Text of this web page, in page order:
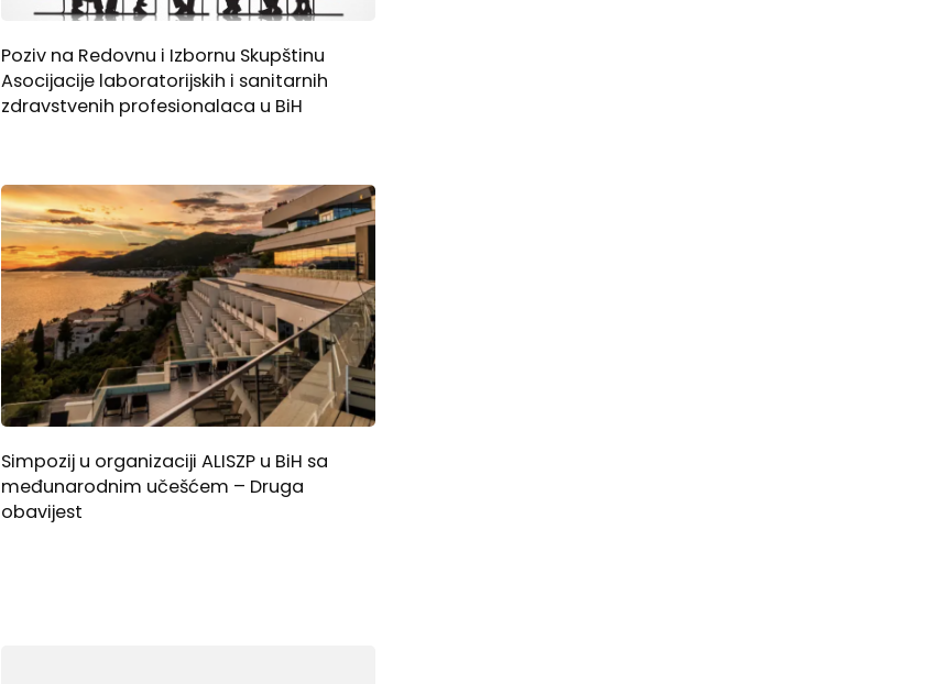
Poziv na Redovnu i Izbornu Skupštinu
Asocijacije laboratorijskih i sanitarnih
zdravstvenih profesionalaca u BiH
Simpozij u organizaciji ALISZP u BiH sa
međunarodnim učešćem – Druga
obavijest